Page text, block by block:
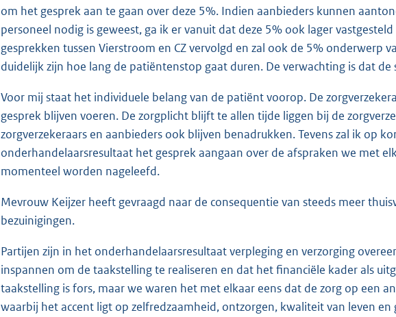
om het gesprek aan te gaan over deze 5%. Indien aanbieders kunnen
personeel nodig is geweest, ga ik er vanuit dat deze 5% ook lager
gesprekken tussen Vierstroom en CZ vervolgd en zal ook de 5% onderwerp
duidelijk zijn hoe lang de patiëntenstop gaat duren. De verwachting is dat
Voor mij staat het individuele belang van de patiënt voorop. De
gesprek blijven voeren. De zorgplicht blijft te allen tijde liggen bij de
zorgverzekeraars en aanbieders ook blijven benadrukken. Tevens zal ik op
onderhandelaarsresultaat het gesprek aangaan over de afspraken we met
momenteel worden nageleefd.
Mevrouw Keijzer heeft gevraagd naar de consequentie van steeds meer
bezuinigingen.
Partijen zijn in het onderhandelaarsresultaat verpleging en verzorging
inspannen om de taakstelling te realiseren en dat het financiële kader als
taakstelling is fors, maar we waren het met elkaar eens dat de zorg op een
waarbij het accent ligt op zelfredzaamheid, ontzorgen, kwaliteit van leven